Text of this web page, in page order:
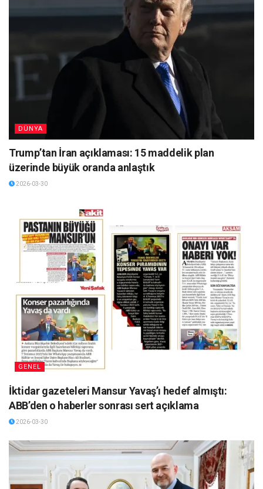
DÜNYA
Trump’tan İran açıklaması: 15 maddelik plan
üzerinde büyük oranda anlaştık
2026-03-30
GENEL
İktidar gazeteleri Mansur Yavaş’ı hedef almıştı:
ABB’den o haberler sonrası sert açıklama
2026-03-30